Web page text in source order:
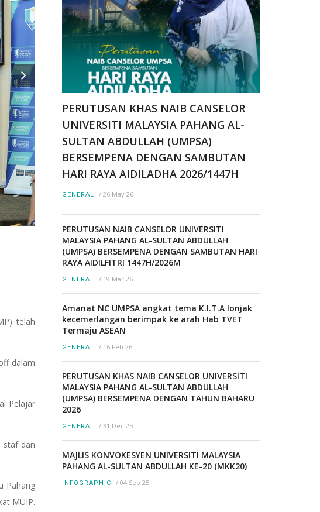
telah
dalam
Pelajar
staf dan
Pahang
MUIP.
PERUTUSAN KHAS NAIB CANSELOR
UNIVERSITI MALAYSIA PAHANG AL-
SULTAN ABDULLAH (UMPSA)
BERSEMPENA DENGAN SAMBUTAN
HARI RAYA AIDILADHA 2026/1447H
GENERAL / 26 May 26
PERUTUSAN NAIB CANSELOR UNIVERSITI
MALAYSIA PAHANG AL-SULTAN ABDULLAH
(UMPSA) BERSEMPENA DENGAN SAMBUTAN HARI
RAYA AIDILFITRI 1447H/2026M
GENERAL / 19 Mar 26
Amanat NC UMPSA angkat tema K.I.T.A lonjak
kecemerlangan berimpak ke arah Hab TVET
Termaju ASEAN
GENERAL / 16 Feb 26
PERUTUSAN KHAS NAIB CANSELOR UNIVERSITI
MALAYSIA PAHANG AL-SULTAN ABDULLAH
(UMPSA) BERSEMPENA DENGAN TAHUN BAHARU
2026
GENERAL / 31 Dec 25
MAJLIS KONVOKESYEN UNIVERSITI MALAYSIA
PAHANG AL-SULTAN ABDULLAH KE-20 (MKK20)
INFOGRAPHIC / 04 Sep 25